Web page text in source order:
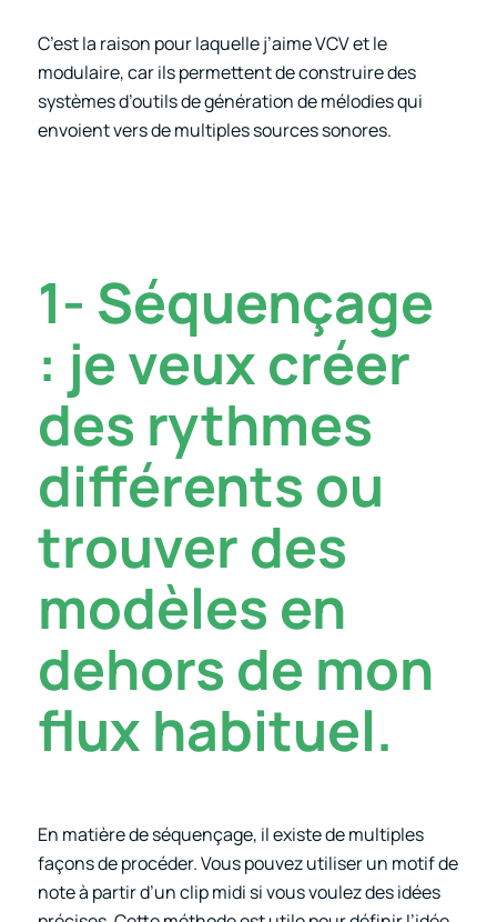
C’est la raison pour laquelle j’aime VCV et le
modulaire, car ils permettent de construire des
systèmes d’outils de génération de mélodies qui
envoient vers de multiples sources sonores.
1- Séquençage
: je veux créer
des rythmes
différents ou
trouver des
modèles en
dehors de mon
flux habituel.
En matière de séquençage, il existe de multiples
façons de procéder. Vous pouvez utiliser un motif de
note à partir d’un clip midi si vous voulez des idées